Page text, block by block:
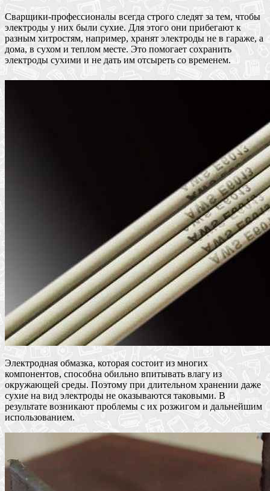
Сварщики-профессионалы всегда строго следят за тем, чтобы
электроды у них были сухие. Для этого они прибегают к
разным хитростям, например, хранят электроды не в гараже, а
дома, в сухом и теплом месте. Это помогает сохранить
электроды сухими и не дать им отсыреть со временем.
Электродная обмазка, которая состоит из многих
компонентов, способна обильно впитывать влагу из
окружающей среды. Поэтому при длительном хранении даже
сухие на вид электроды не оказываются таковыми. В
результате возникают проблемы с их розжигом и дальнейшим
использованием.